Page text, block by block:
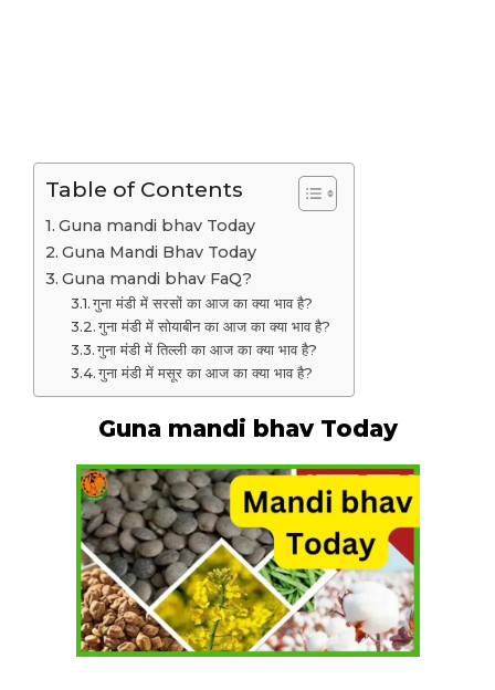
Table of Contents
Guna mandi bhav Today
Guna Mandi Bhav Today
Guna mandi bhav FaQ?
गुना मंडी में सरसों का आज का क्या भाव है?
गुना मंडी में सोयाबीन का आज का क्या भाव है?
गुना मंडी में तिल्ली का आज का क्या भाव है?
गुना मंडी में मसूर का आज का क्या भाव है?
Guna mandi bhav Today